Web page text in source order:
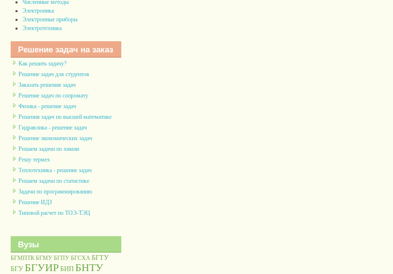
Численные методы
Электроника
Электронные приборы
Электротехника
Решение задач на заказ
Как решить задачу?
Решение задач для студентов
Заказать решения задач
Решение задач по сопромату
Физика - решение задач
Решения задач по высшей математике
Гидравлика - решение задач
Решение экономических задач
Решаем задачи по химии
Решу термех
Теплотехника - решение задач
Решаем задачи по статистике
Задачи по программированию
Решение ИДЗ
Типовой расчет по ТОЭ-ТЭЦ
Вузы
БГМПТК БГМУ БГПУ БГСХА БГТУ
БГУБГУИРБИПБНТУ